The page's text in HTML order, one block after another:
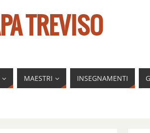
TREVISO
MAESTRI INSEGNAMENTI